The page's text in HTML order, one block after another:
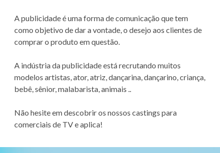
A publicidade é uma forma de comunicação que tem
como objetivo de dar a vontade, o desejo aos clientes de
comprar o produto em questão.
A indústria da publicidade está recrutando muitos
modelos artistas, ator, atriz, dançarina, dançarino, criança,
bebê, sênior, malabarista, animais ..
Não hesite em descobrir os nossos castings para
comerciais de TV e aplica!